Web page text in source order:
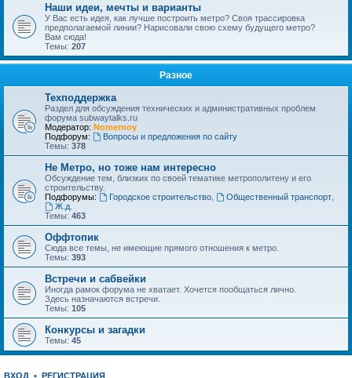
Наши идеи, мечты и варианты
У Вас есть идея, как лучше построить метро? Своя трассировка
предполагаемой линии? Нарисовали свою схему будущего метро?
Вам сюда!
Темы: 207
Разное
Техподдержка
Раздел для обсуждения технических и административных проблем
форума subwaytalks.ru
Модератор: Nomernoy
Подфорум:
Вопросы и предложения по сайту
Темы: 378
Не Метро, но тоже нам интересно
Обсуждение тем, близких по своей тематике метрополитену и его
строительству.
Подфорумы:
Городское строительство, Общественный транспорт,
Ж.д.
Темы: 463
Оффтопик
Сюда все темы, не имеющие прямого отношения к метро.
Темы: 393
Встречи и сабвейки
Иногда рамок форума не хватает. Хочется пообщаться лично.
Здесь назначаются встречи.
Темы: 105
Конкурсы и загадки
Темы: 45
ВХОД • РЕГИСТРАЦИЯ